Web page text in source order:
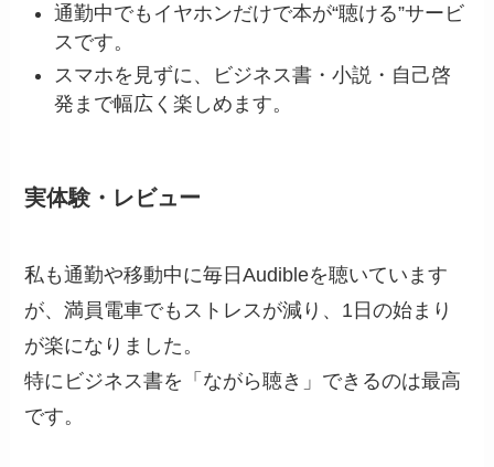
通勤中でもイヤホンだけで本が“聴ける”サービ
スです。
スマホを見ずに、ビジネス書・小説・自己啓
発まで幅広く楽しめます。
実体験・レビュー
私も通勤や移動中に毎日Audibleを聴いています
が、満員電車でもストレスが減り、1日の始まり
が楽になりました。
特にビジネス書を「ながら聴き」できるのは最高
です。